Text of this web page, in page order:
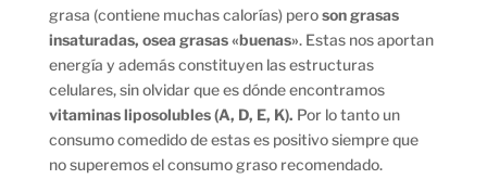
grasa (contiene muchas calorías) peroson grasas
insaturadas, osea grasas «buenas». Estas nos aportan
energía y además constituyen las estructuras
celulares, sin olvidar que es dónde encontramos
vitaminas liposolubles (A, D, E, K). Por lo tanto un
consumo comedido de estas es positivo siempre que
no superemos el consumo graso recomendado.